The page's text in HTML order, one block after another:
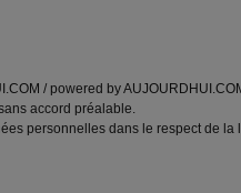
/ powered by
accord préalable.
personnelles dans le respect de